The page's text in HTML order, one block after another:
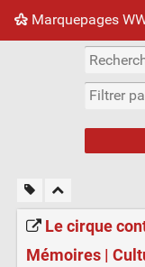
Marquepages
Nuage de tags
Le cirque
Mémoires |